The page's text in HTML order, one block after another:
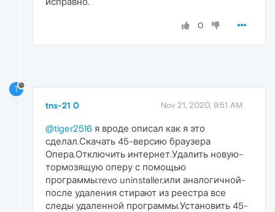
0
T
tns-21 0 Nov 21, 2020, 9:51 AM
@tiger2516 я вроде описал как я это
сделал.Скачать 45-версию браузера
Опера.Отключить интернет.Удалить новую-
тормозящую оперу с помощью
программы:revo uninstaller,или аналогичной-
после удаления стирают из реестра все
следы удаленной программы.Установить 45-